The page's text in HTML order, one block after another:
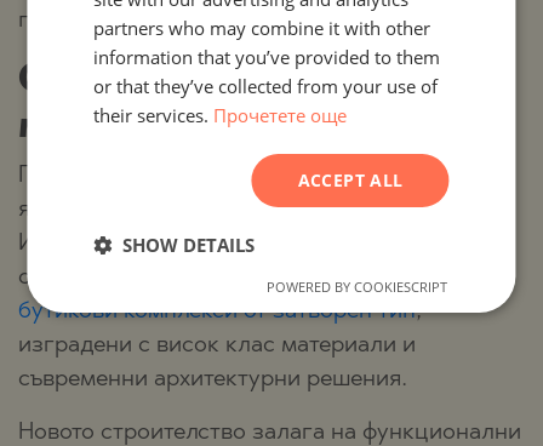
престижни имотни дестинации около София.
От исторически вили до
модерни резиденции
Предлагането в Банкя обхваща широк, но
ясно позициониран премиум сегмент.
Историческите вили от началото на XX век
съжителстват с модерни резиденции и
бутикови комплекси от затворен тип,
изградени с висок клас материали и
съвременни архитектурни решения.
Новото строителство залага на функционални
GERMAN
ROMANIAN
SERBIAN
partners who may combine it with other
information that you’ve provided to them
or that they’ve collected from your use of
their services. Прочетете още
ACCEPT ALL
SHOW DETAILS
POWERED BY COOKIESCRIPT